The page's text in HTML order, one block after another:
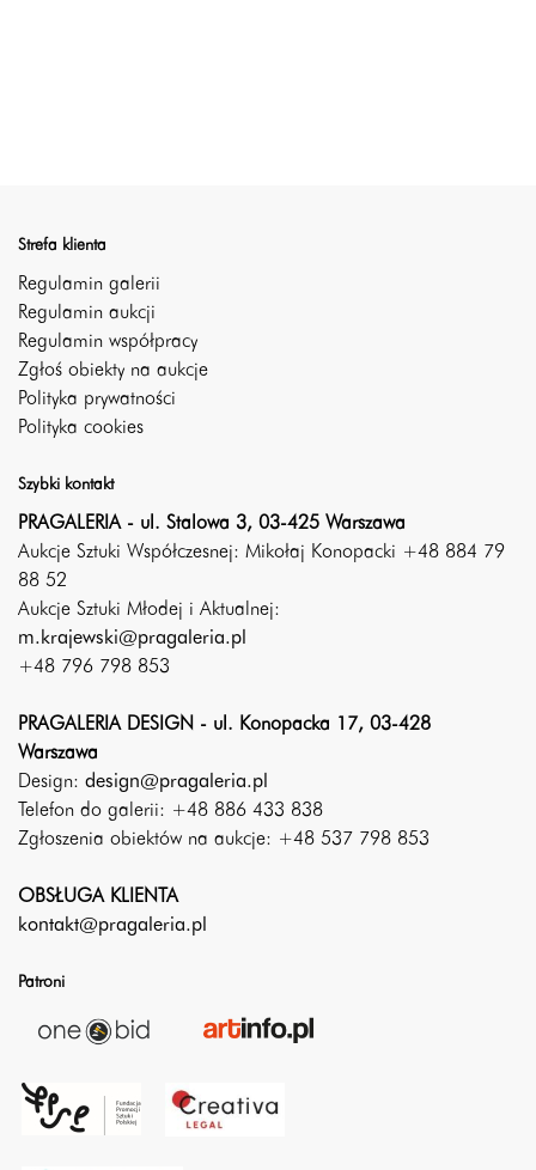
Strefa klienta
Regulamin galerii
Regulamin aukcji
Regulamin współpracy
Zgłoś obiekty na aukcje
Polityka prywatności
Polityka cookies
Szybki kontakt
PRAGALERIA - ul. Stalowa 3, 03-425 Warszawa
Aukcje Sztuki Współczesnej: Mikołaj Konopacki +48 884 79
88 52
Aukcje Sztuki Młodej i Aktualnej:
m.krajewski@pragaleria.pl
+48 796 798 853
PRAGALERIA DESIGN - ul. Konopacka 17, 03-428
Warszawa
Design: design@pragaleria.pl
Telefon do galerii: +48 886 433 838
Zgłoszenia obiektów na aukcje: +48 537 798 853
OBSŁUGA KLIENTA
kontakt@pragaleria.pl
Patroni